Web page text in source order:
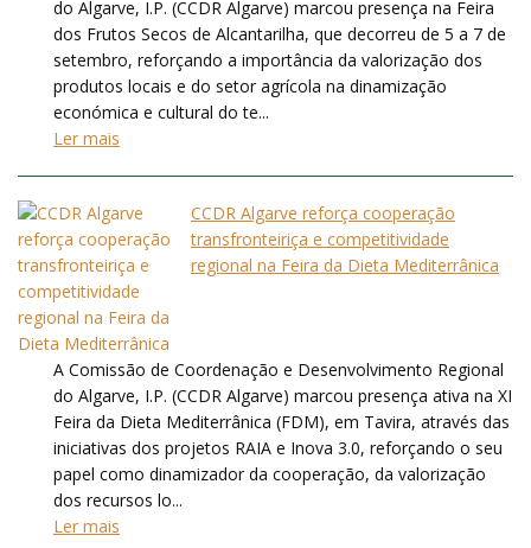
do Algarve, I.P. (CCDR Algarve) marcou presença na Feira
dos Frutos Secos de Alcantarilha, que decorreu de 5 a 7 de
setembro, reforçando a importância da valorização dos
produtos locais e do setor agrícola na dinamização
económica e cultural do te...
Ler mais
CCDR Algarve reforça cooperação
transfronteiriça e competitividade
regional na Feira da Dieta Mediterrânica
A Comissão de Coordenação e Desenvolvimento Regional
do Algarve, I.P. (CCDR Algarve) marcou presença ativa na XI
Feira da Dieta Mediterrânica (FDM), em Tavira, através das
iniciativas dos projetos RAIA e Inova 3.0, reforçando o seu
papel como dinamizador da cooperação, da valorização
dos recursos lo...
Ler mais